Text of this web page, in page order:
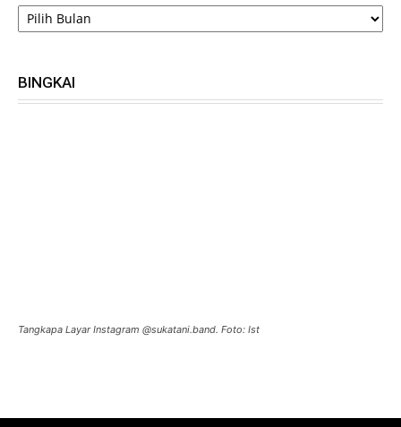
BINGKAI
Tangkapa Layar Instagram @sukatani.band. Foto: Ist